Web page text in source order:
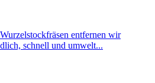
entfernen wir
schnell und umwelt...